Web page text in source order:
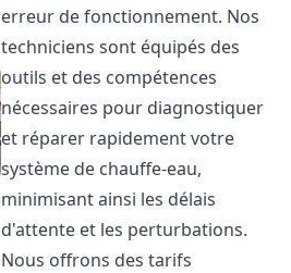
erreur de fonctionnement. Nos
techniciens sont équipés des
outils et des compétences
nécessaires pour diagnostiquer
et réparer rapidement votre
système de chauffe-eau,
minimisant ainsi les délais
d'attente et les perturbations.
Nous offrons des tarifs